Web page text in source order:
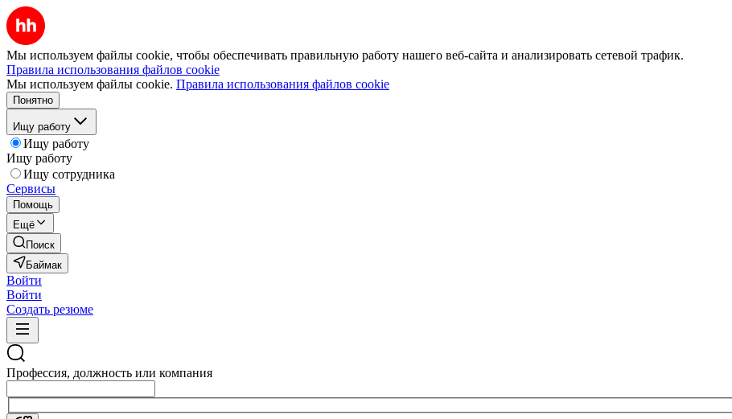
Мы используем файлы cookie, чтобы обеспечивать правильную работу нашего веб-сайта и анализировать сетевой трафик.
Правила использования файлов cookie
Мы используем файлы cookie. Правила использования файлов cookie
Понятно
Ищу работу
Ищу работу
Ищу работу
Ищу сотрудника
Сервисы
Помощь
Ещё
Поиск
Баймак
Войти
Войти
Создать резюме
Профессия, должность или компания